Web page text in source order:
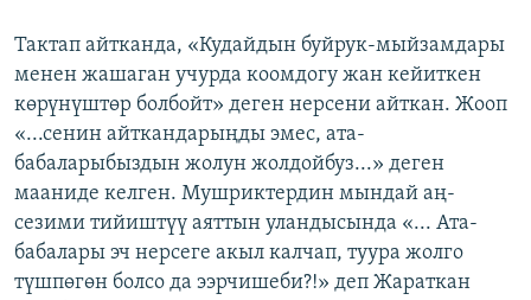
Тактап айтканда, «Кудайдын буйрук-мыйзамдары
менен жашаган учурда коомдогу жан кейиткен
көрүнүштөр болбойт» деген нерсени айткан. Жооп
«...сенин айткандарыңды эмес, ата-
бабаларыбыздын жолун жолдойбуз...» деген
мааниде келген. Мушриктердин мындай аң-
сезими тийиштүү аяттын уландысында «... Ата-
бабалары эч нерсеге акыл калчап, туура жолго
түшпөгөн болсо да ээрчишеби?!» деп Жараткан